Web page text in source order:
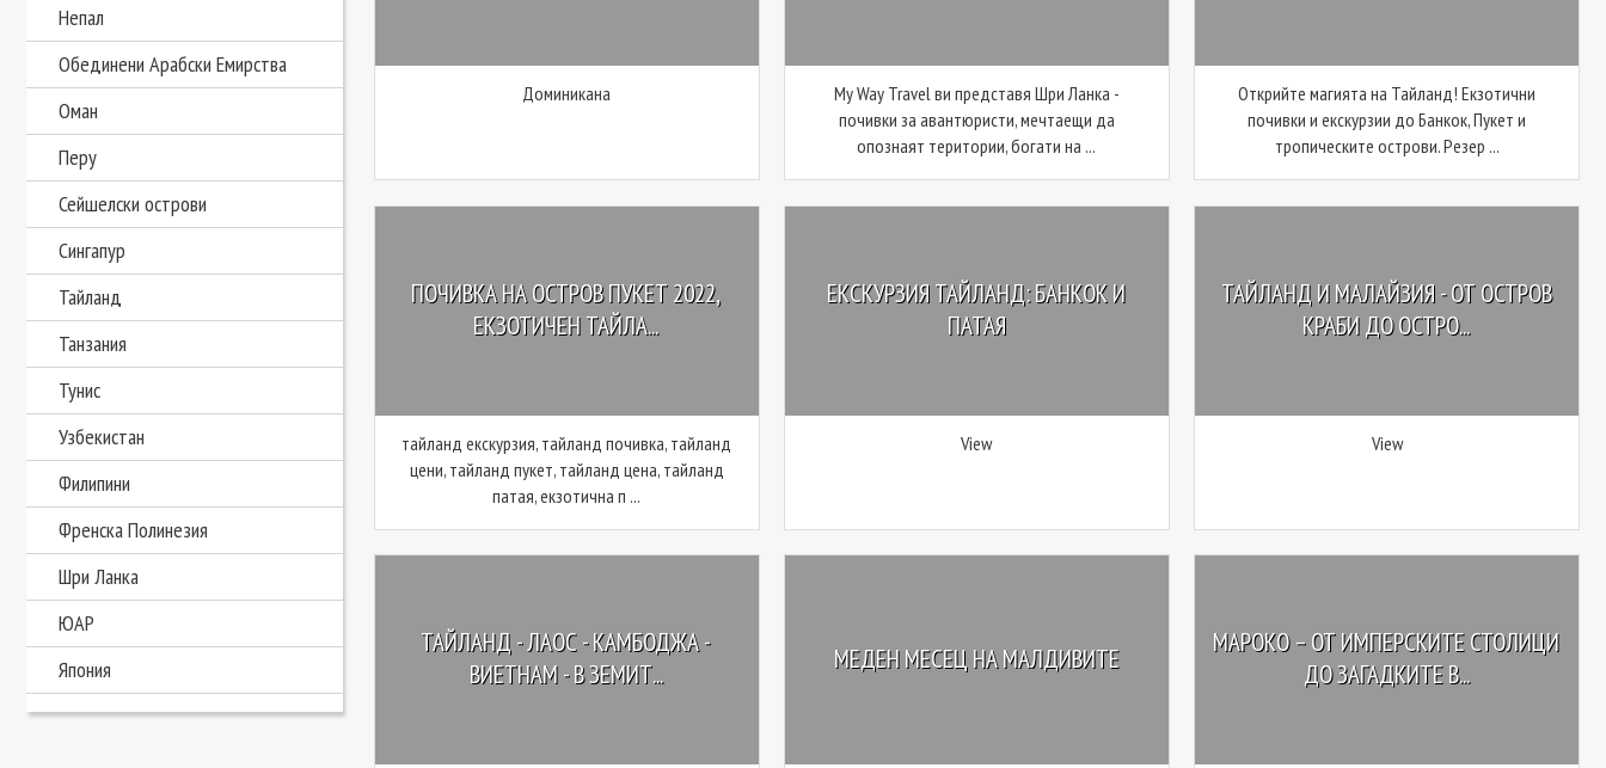
Непал
Обединени Арабски Емирства
Оман
Перу
Сейшелски острови
Сингапур
Тайланд
Танзания
Тунис
Узбекистан
Филипини
Френска Полинезия
Шри Ланка
ЮАР
Япония
Доминикана
My Way Travel ви представя Шри Ланка -
почивки за авантюристи, мечтаещи да
опознаят територии, богати на ...
Открийте магията на Тайланд! Екзотични
почивки и екскурзии до Банкок, Пукет и
тропическите острови. Резер ...
ПОЧИВКА НА ОСТРОВ ПУКЕТ 2022,
ЕКЗОТИЧЕН ТАЙЛА...
тайланд екскурзия, тайланд почивка, тайланд
цени, тайланд пукет, тайланд цена, тайланд
патая, екзотична п ...
ЕКСКУРЗИЯ ТАЙЛАНД: БАНКОК И
ПАТАЯ
View
ТАЙЛАНД И МАЛАЙЗИЯ - ОТ ОСТРОВ
КРАБИ ДО ОСТРО...
View
ТАЙЛАНД - ЛАОС - КАМБОДЖА -
ВИЕТНАМ - В ЗЕМИТ...
МЕДЕН МЕСЕЦ НА МАЛДИВИТЕ
МАРОКО – ОТ ИМПЕРСКИТЕ СТОЛИЦИ
ДО ЗАГАДКИТЕ В...